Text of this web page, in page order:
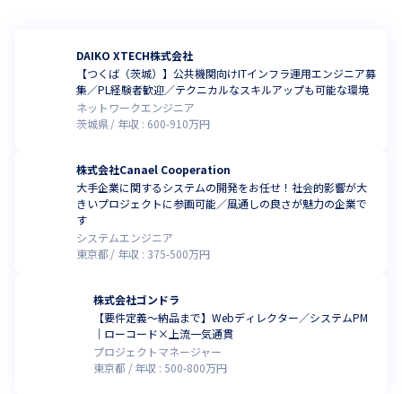
DAIKO XTECH株式会社
【つくば（茨城）】公共機関向けITインフラ運用エンジニア募
集／PL経験者歓迎／テクニカルなスキルアップも可能な環境
ネットワークエンジニア
茨城県
年収 : 600-910万円
株式会社Canael Cooperation
大手企業に関するシステムの開発をお任せ！社会的影響が大
きいプロジェクトに参画可能／風通しの良さが魅力の企業で
す
システムエンジニア
東京都
年収 : 375-500万円
株式会社ゴンドラ
【要件定義〜納品まで】Webディレクター／システムPM
｜ローコード×上流一気通貫
プロジェクトマネージャー
東京都
年収 :500-800万円